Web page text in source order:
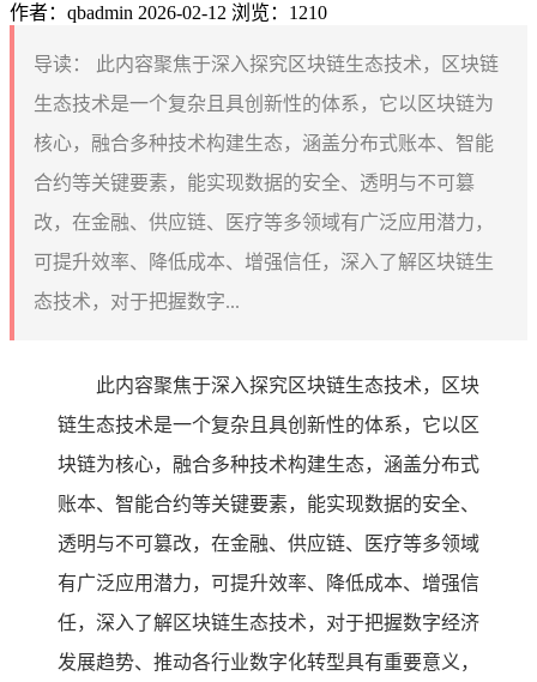
作者：qbadmin 2026-02-12 浏览：1210
导读：
此内容聚焦于深入探究区块链生态技术，区块链
生态技术是一个复杂且具创新性的体系，它以区块链为
核心，融合多种技术构建生态，涵盖分布式账本、智能
合约等关键要素，能实现数据的安全、透明与不可篡
改，在金融、供应链、医疗等多领域有广泛应用潜力，
可提升效率、降低成本、增强信任，深入了解区块链生
态技术，对于把握数字...
此内容聚焦于深入探究区块链生态技术，区块
链生态技术是一个复杂且具创新性的体系，它以区
块链为核心，融合多种技术构建生态，涵盖分布式
账本、智能合约等关键要素，能实现数据的安全、
透明与不可篡改，在金融、供应链、医疗等多领域
有广泛应用潜力，可提升效率、降低成本、增强信
任，深入了解区块链生态技术，对于把握数字经济
发展趋势、推动各行业数字化转型具有重要意义，